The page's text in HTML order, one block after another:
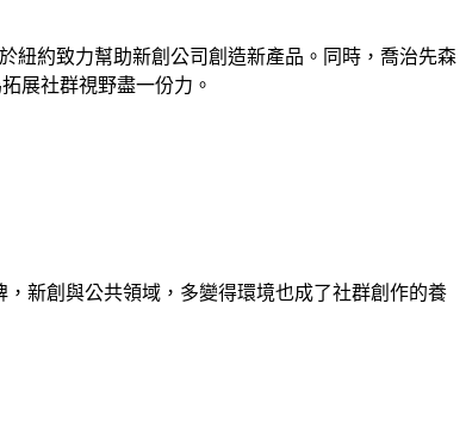
紐約致力幫助新創公司創造新產品。同時，喬治先森
展社群視野盡一份力。
新創與公共領域，多變得環境也成了社群創作的養